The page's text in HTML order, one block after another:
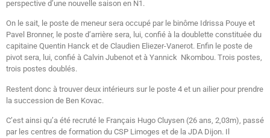
perspective d’une nouvelle saison en N1.
On le sait, le poste de meneur sera occupé par le binôme Idrissa Pouye et
Pavel Bronner, le poste d’arrière sera, lui, confié à la doublette constituée du
capitaine Quentin Hanck et de Claudien Eliezer-Vanerot. Enfin le poste de
pivot sera, lui, confié à Calvin Jubenot et à Yannick Nkombou. Trois postes,
trois postes doublés.
Restent donc à trouver deux intérieurs sur le poste 4 et un ailier pour prendre
la succession de Ben Kovac.
C’est ainsi qu’a été recruté le Français Hugo Cluysen (26 ans, 2,03m), passé
par les centres de formation du CSP Limoges et de la JDA Dijon. Il